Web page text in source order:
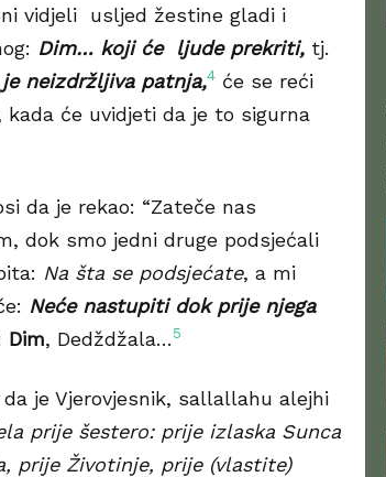
vidjeli usljed žestine gladi i
Dim… koji će ljude prekriti,tj.
je neizdržljiva patnja,4će se reći
će uvidjeti da je to sigurna
da je rekao: “Zateče nas
dok smo jedni druge podsjećali
Na šta se podsjećate, a mi
Neće nastupiti dok prije njega
Dim, Dedždžala…5
je Vjerovjesnik, sallallahu alejhi
prije šestero: prije izlaska Sunca
prije Životinje, prije (vlastite)